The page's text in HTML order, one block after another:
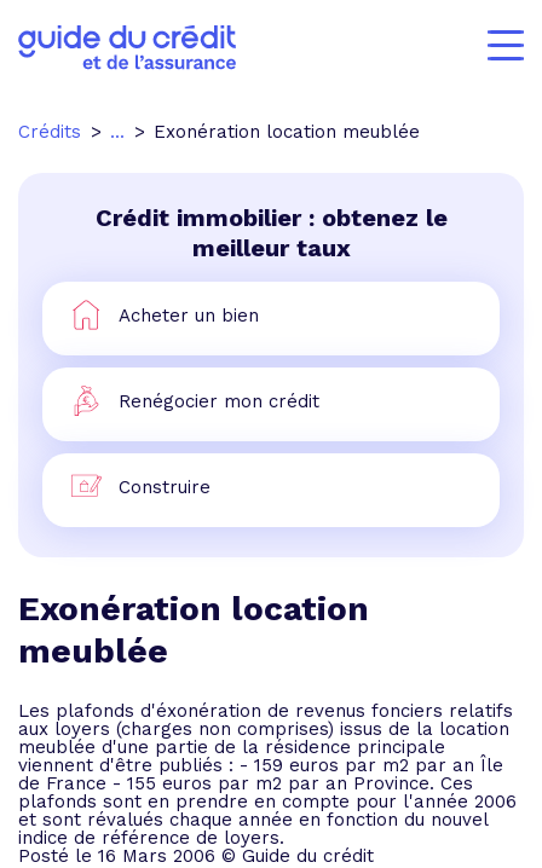
Crédits ... Exonération location meublée
Crédit immobilier : obtenez le
meilleur taux
Acheter un bien
Renégocier mon crédit
Construire
Exonération location
meublée
Les plafonds d'éxonération de revenus fonciers relatifs
aux loyers (charges non comprises) issus de la location
meublée d'une partie de la résidence principale
viennent d'être publiés : - 159 euros par m2 par an Île
de France - 155 euros par m2 par an Province. Ces
plafonds sont en prendre en compte pour l'année 2006
et sont révalués chaque année en fonction du nouvel
indice de référence de loyers.
Posté le 16 Mars 2006 © Guide du crédit